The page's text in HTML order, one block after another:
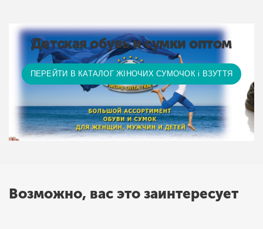
Детская обувь и сумки оптом
ПЕРЕЙТИ В КАТАЛОГ ЖІНОЧИХ СУМОЧОК і ВЗУТТЯ
Возможно, вас это заинтересует